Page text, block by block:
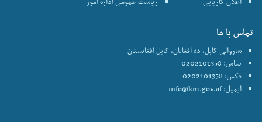
تماس با ما
شاروالی کابل، ده افغانان، کابل افغانستان
تماس: 0202101358
فکس: 0202101358
ایمیل:info@km.gov.af